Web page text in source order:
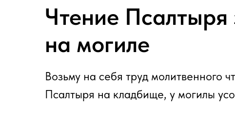
Чтение Псалтыря
на могиле
Возьму на себя труд молитвенного
Псалтыря на кладбище, у могилы